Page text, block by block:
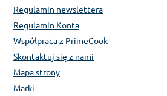
Regulamin newslettera
Regulamin Konta
Współpraca z PrimeCook
Skontaktuj się z nami
Mapa strony
Marki